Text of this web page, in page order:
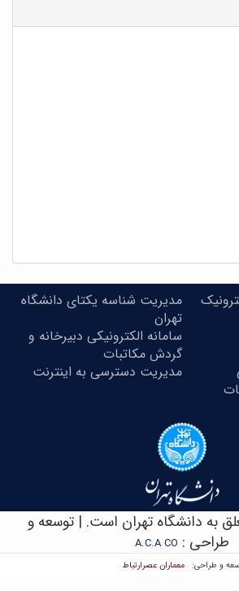
مدیریت شناسه یکتای دانشگاه
تهران
سامانه الکترونیکی دبیرخانه و
گردش مکاتبات
مدیریت دسترسی به اینترنت
به دانشگاه تهران است. | توسعه و
طراحی : A.C.A CO
و طراحی: معماران عصر‌ارتباط